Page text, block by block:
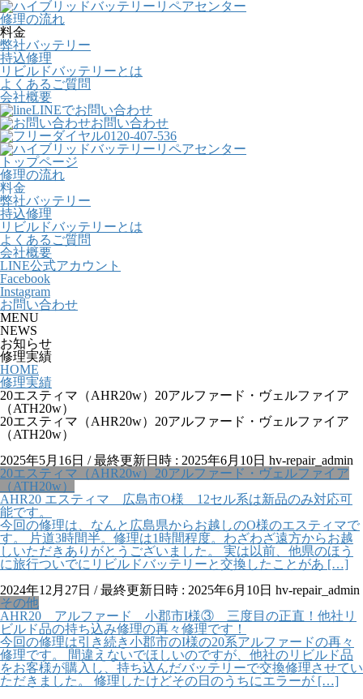
コ
ン
テ
ン
ツ
へ
ス
キ
ッ
プ
ナ
ビ
ゲ
ー
シ
ョ
ン
に
移
動
修理の流れ
料金
弊社バッテリー
持込修理
リビルドバッテリーとは
よくあるご質問
会社概要
LINEでお問い合わせ
お問い合わせ
0120-407-536
トップページ
修理の流れ
料金
弊社バッテリー
持込修理
リビルドバッテリーとは
よくあるご質問
会社概要
LINE公式アカウント
Facebook
Instagram
お問い合わせ
MENU
NEWS
お知らせ
修理実績
HOME
修理実績
20エスティマ（AHR20w）20アルファード・ヴェルファイア
（ATH20w）
20エスティマ（AHR20w）20アルファード・ヴェルファイア
（ATH20w）
2025年5月16日 / 最終更新日時 : 2025年6月10日 hv-repair_admin
20エスティマ（AHR20w）20アルファード・ヴェルファイア
（ATH20w）
AHR20 エスティマ 広島市O様 12セル系は新品のみ対応可
能です。
今回の修理は、なんと広島県からお越しのO様のエスティマで
す。 片道3時間半。修理は1時間程度。わざわざ遠方からお越
しいただきありがとうございました。 実は以前、他県のほう
に旅行ついでにリビルドバッテリーと交換したことがあ […]
2024年12月27日 / 最終更新日時 : 2025年6月10日 hv-repair_admin
その他
AHR20 アルファード 小郡市I様③ 三度目の正直！他社リ
ビルド品の持ち込み修理の再々修理です！
今回の修理は引き続き小郡市のI様の20系アルファードの再々
修理です。 間違えないでほしいのですが、他社のリビルド品
をお客様が購入し、持ち込んだバッテリーで交換修理させてい
ただきました。 修理したけどその日のうちにエラーが […]